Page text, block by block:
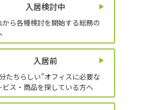
入居検討中
から各種検討を開始する総務の
入居前
たちらしい”オフィスに必要な
ビス・商品を探している方へ